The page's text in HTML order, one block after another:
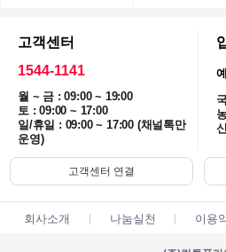
고객센터
1544-1141
월 ~ 금 : 09:00 ~ 19:00
토 : 09:00 ~ 17:00
일/휴일 : 09:00 ~ 17:00 (채널톡만
운영)
고객센터 연결
회사소개 나눔실천 이용